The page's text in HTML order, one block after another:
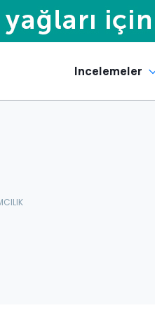
Incelemeler